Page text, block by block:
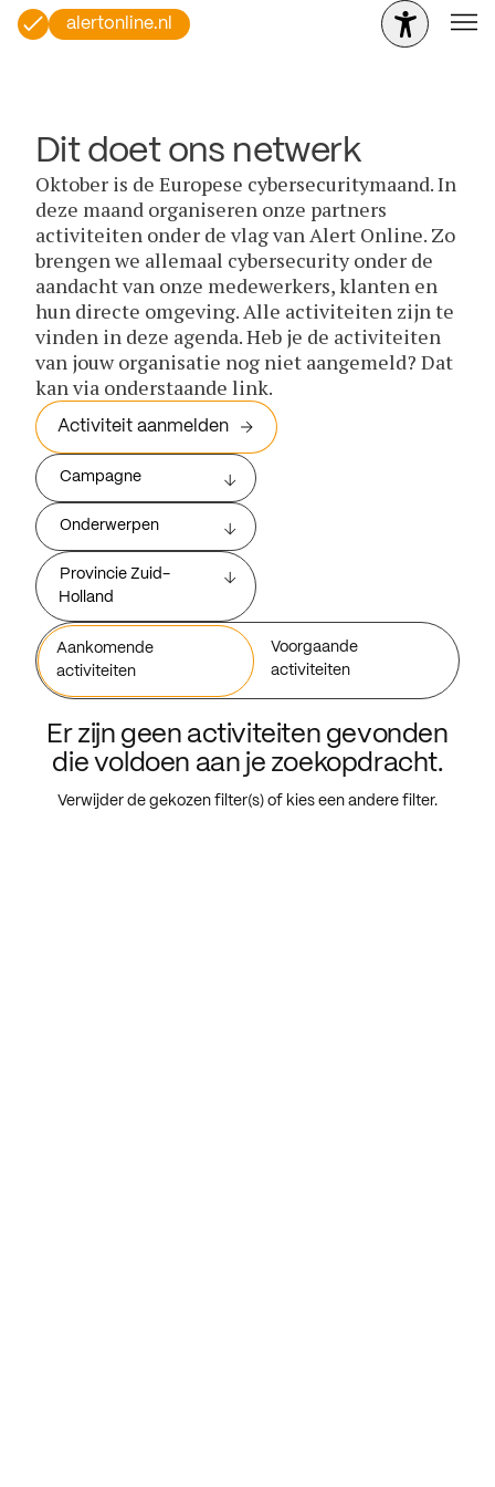
alertonline.nl
Dit doet ons netwerk
Oktober is de Europese cybersecuritymaand. In
deze maand organiseren onze partners
activiteiten onder de vlag van Alert Online. Zo
brengen we allemaal cybersecurity onder de
aandacht van onze medewerkers, klanten en
hun directe omgeving. Alle activiteiten zijn te
vinden in deze agenda. Heb je de activiteiten
van jouw organisatie nog niet aangemeld? Dat
kan via onderstaande link.
Activiteit aanmelden
Campagne
Onderwerpen
Provincie Zuid-
Holland
Aankomende
activiteiten
Voorgaande
activiteiten
Er zijn geen activiteiten gevonden
die voldoen aan je zoekopdracht.
Verwijder de gekozen filter(s) of kies een andere filter.